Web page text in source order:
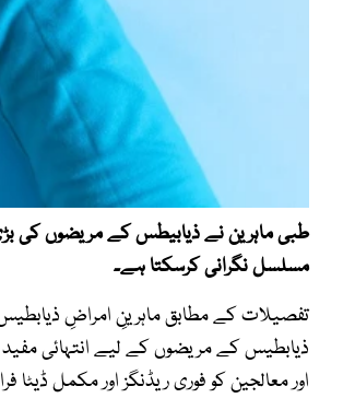
مسلسل نگرانی کرسکتا ہے۔
تفصیلات کے مطابق ماہرینِ امراضِ
ذیابطیس کے مریضوں کے لیے انتہائی
اور معالجین کو فوری ریڈنگز اور مکمل